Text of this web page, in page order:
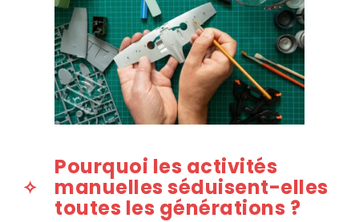
Pourquoi les activités
manuelles séduisent-elles
toutes les générations ?